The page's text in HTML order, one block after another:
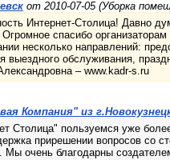
от 2010-07-05 (Уборка
Интернет-Столица! Давно
спасибо
несколько направлений:
выездного обслуживания,
– www.kadr-s.ru
Компания" из
Столица" пользуемся уже
прирешении вопросов со
очень благодарны